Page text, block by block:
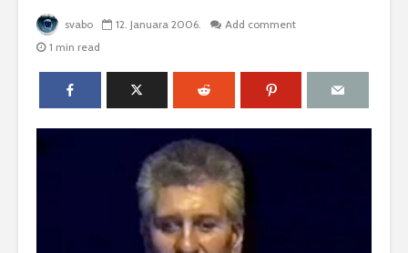
svabo 12. Januara 2006.
Add comment
1 min read